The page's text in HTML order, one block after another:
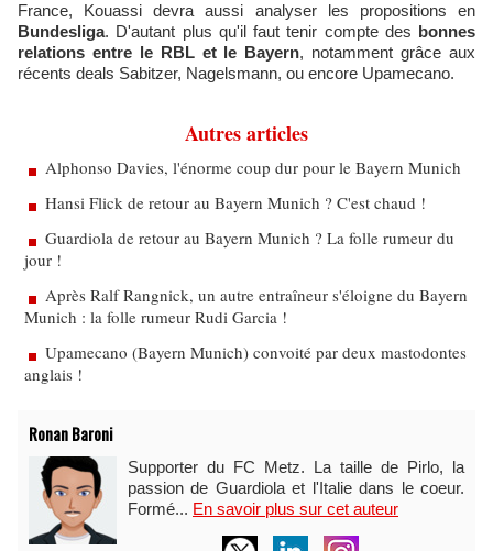
France, Kouassi devra aussi analyser les propositions en
Bundesliga. D'autant plus qu'il faut tenir compte des bonnes
relations entre le RBL et le Bayern, notamment grâce aux
récents deals Sabitzer, Nagelsmann, ou encore Upamecano.
Autres articles
Alphonso Davies, l'énorme coup dur pour le Bayern Munich
Hansi Flick de retour au Bayern Munich ? C'est chaud !
Guardiola de retour au Bayern Munich ? La folle rumeur du
jour !
Après Ralf Rangnick, un autre entraîneur s'éloigne du Bayern
Munich : la folle rumeur Rudi Garcia !
Upamecano (Bayern Munich) convoité par deux mastodontes
anglais !
Ronan Baroni
Supporter du FC Metz. La taille de Pirlo, la
passion de Guardiola et l'Italie dans le coeur.
Formé... En savoir plus sur cet auteur